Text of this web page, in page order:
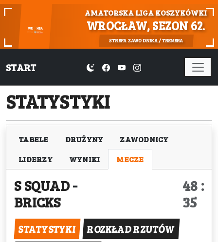
AMATORSKA LIGA KOSZYKÓWKI
WROCŁAW, SEZON 62.
STREFA ZAWODNIKA / TRENERA
START
STATYSTYKI
TABELE DRUŻYNY
ZAWODNICY
LIDERZY
WYNIKI MECZE
S SQUAD-
BRICKS
48 :
35
STATYSTYKI
ROZKŁAD RZUTÓW